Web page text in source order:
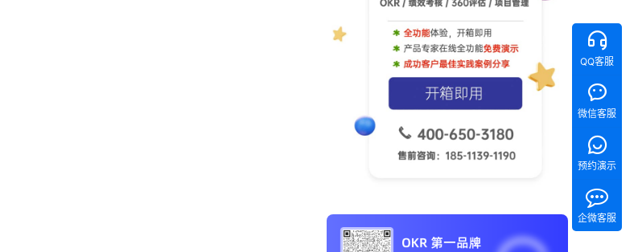
QQ客服
微信客服
预约演示
企微客服